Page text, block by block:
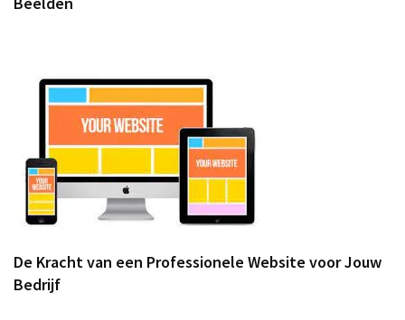
De Kracht van een Professionele Website voor Jouw
Bedrijf